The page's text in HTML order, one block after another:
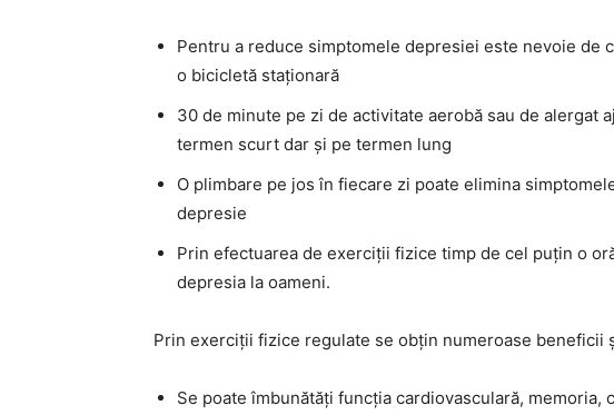
Pentru a reduce simptomele depresiei este nevoie de
o bicicletă staționară
30 de minute pe zi de activitate aerobă sau de alergat
termen scurt dar și pe termen lung
O plimbare pe jos în fiecare zi poate elimina
depresie
Prin efectuarea de exerciții fizice timp de cel puțin o
depresia la oameni.
Prin exerciții fizice regulate se obțin numeroase beneficii
Se poate îmbunătăți funcția cardiovasculară, memoria,